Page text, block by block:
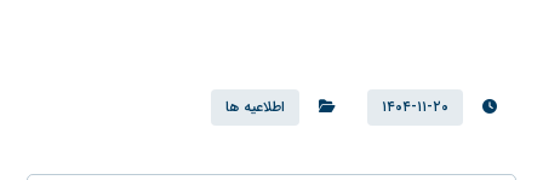
۱۴۰۴-۱۱-۲۰ اطلاعیه ها